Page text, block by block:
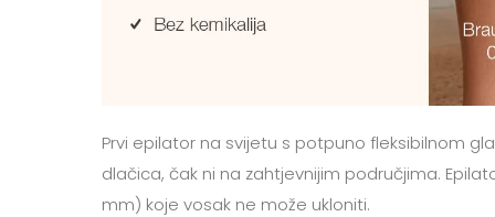
Prvi epilator na svijetu s potpuno fleksibilnom
dlačica, čak ni na zahtjevnijim područjima.
mm) koje vosak ne može ukloniti.